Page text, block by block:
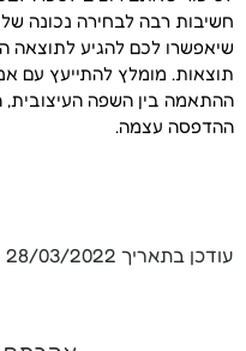
חשיבות רבה לבחירה נכונה
שיאפשרו לכם להגיע לתוצאה
תוצאות. מומלץ להתייעץ עם
ההתאמה בין השפה העיצובית,
ההדפסה עצמה.
עודכן בתאריך 28/03/2022